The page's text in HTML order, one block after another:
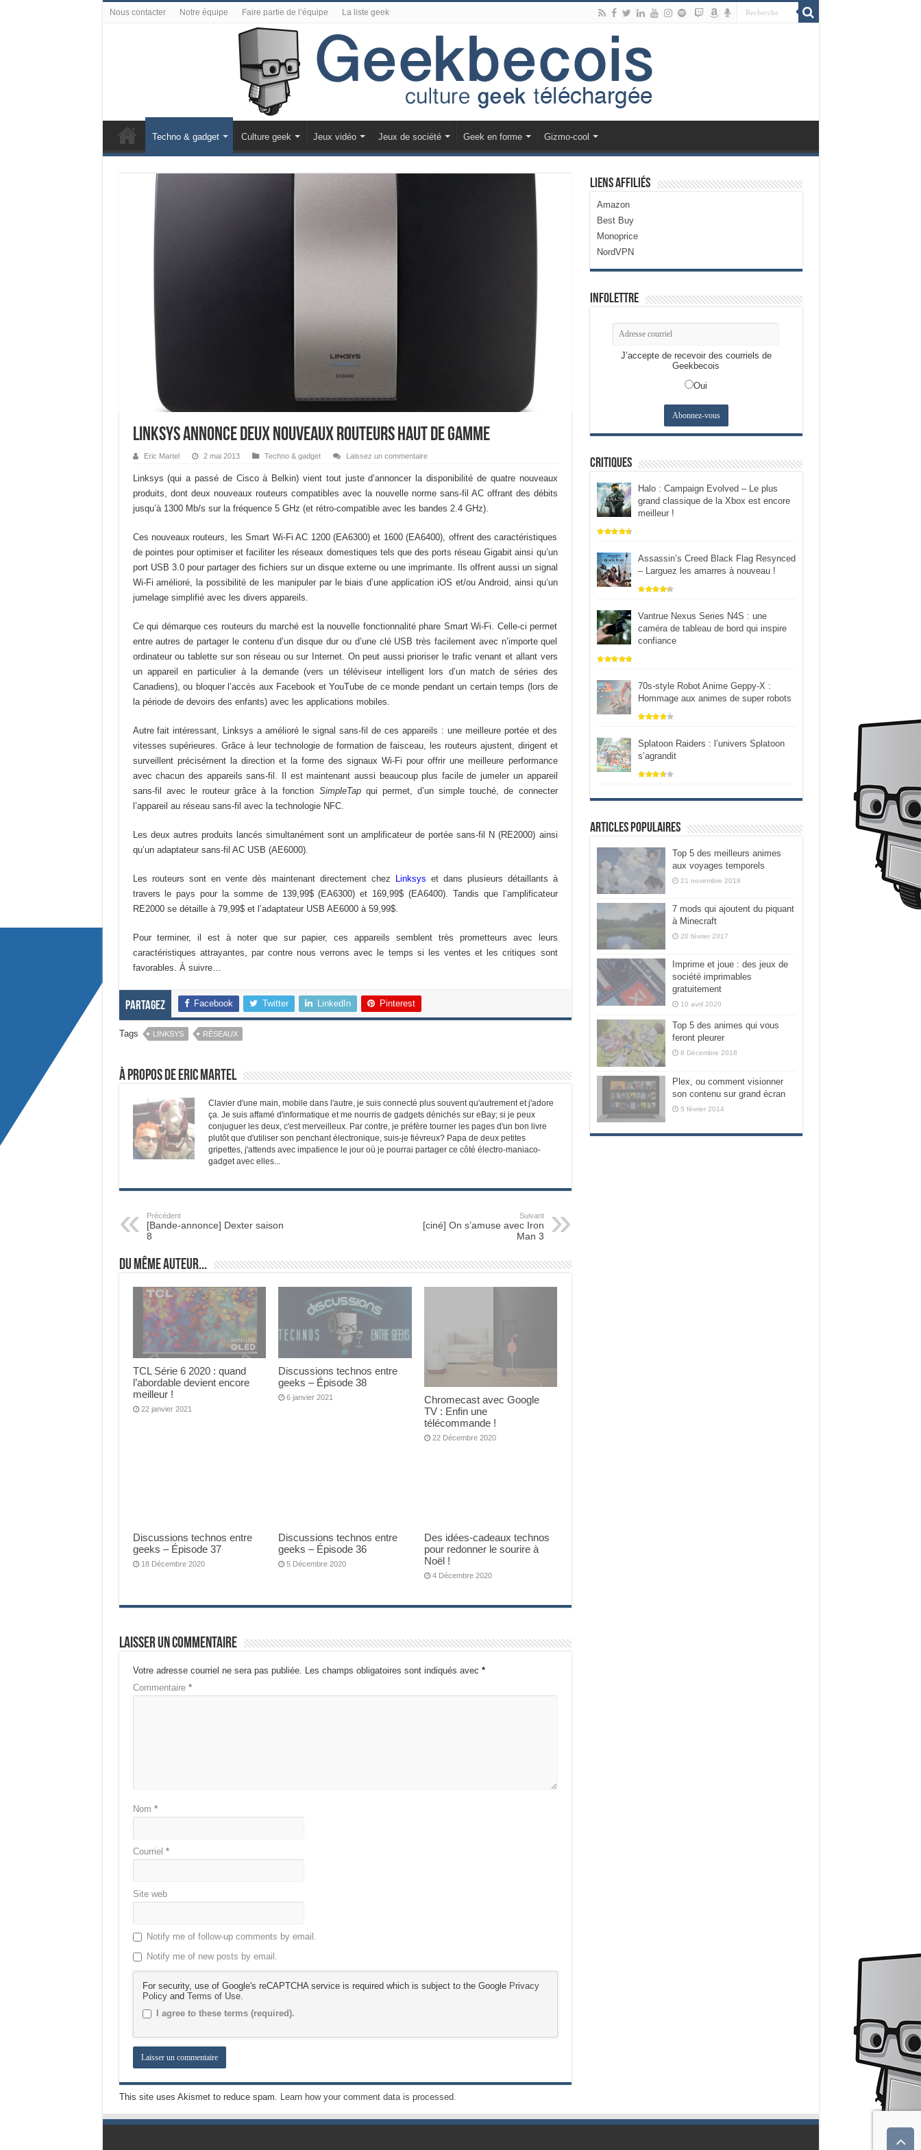
Nous contacter Notre équipe Faire partie de l’équipe La liste geek
Techno & gadget Culture geek Jeux vidéo Jeux de société Geek en forme Gizmo-cool
Linksys annonce deux nouveaux routeurs haut de gamme
Eric Martel 2 mai 2013 Techno & gadget Laissez un commentaire
Linksys (qui a passé de Cisco à Belkin) vient tout juste d’annoncer la disponibilité de quatre nouveaux
produits, dont deux nouveaux routeurs compatibles avec la nouvelle norme sans-fil AC offrant des débits
jusqu’à 1300 Mb/s sur la fréquence 5 GHz (et rétro-compatible avec les bandes 2.4 GHz).
Ces nouveaux routeurs, les Smart Wi-Fi AC 1200 (EA6300) et 1600 (EA6400), offrent des caractéristiques
de pointes pour optimiser et faciliter les réseaux domestiques tels que des ports réseau Gigabit ainsi qu’un
port USB 3.0 pour partager des fichiers sur un disque externe ou une imprimante. Ils offrent aussi un signal
Wi-Fi amélioré, la possibilité de les manipuler par le biais d’une application iOS et/ou Android, ainsi qu’un
jumelage simplifié avec les divers appareils.
Ce qui démarque ces routeurs du marché est la nouvelle fonctionnalité phare Smart Wi-Fi. Celle-ci permet
entre autres de partager le contenu d’un disque dur ou d’une clé USB très facilement avec n’importe quel
ordinateur ou tablette sur son réseau ou sur Internet. On peut aussi prioriser le trafic venant et allant vers
un appareil en particulier à la demande (vers un téléviseur intelligent lors d’un match de séries des
Canadiens), ou bloquer l’accès aux Facebook et YouTube de ce monde pendant un certain temps (lors de
la période de devoirs des enfants) avec les applications mobiles.
Autre fait intéressant, Linksys a amélioré le signal sans-fil de ces appareils : une meilleure portée et des
vitesses supérieures. Grâce à leur technologie de formation de faisceau, les routeurs ajustent, dirigent et
surveillent précisément la direction et la forme des signaux Wi-Fi pour offrir une meilleure performance
avec chacun des appareils sans-fil. Il est maintenant aussi beaucoup plus facile de jumeler un appareil
sans-fil avec le routeur grâce à la fonction SimpleTapqui permet, d’un simple touché, de connecter
l’appareil au réseau sans-fil avec la technologie NFC.
Les deux autres produits lancés simultanément sont un amplificateur de portée sans-fil N (RE2000) ainsi
qu’un adaptateur sans-fil AC USB (AE6000).
Les routeurs sont en vente dès maintenant directement chez Linksys et dans plusieurs détaillants à
travers le pays pour la somme de 139,99$ (EA6300) et 169,99$ (EA6400). Tandis que l’amplificateur
RE2000 se détaille à 79,99$ et l’adaptateur USB AE6000 à 59,99$.
Pour terminer, il est à noter que sur papier, ces appareils semblent très prometteurs avec leurs
caractéristiques attrayantes, par contre nous verrons avec le temps si les ventes et les critiques sont
favorables. À suivre…
Partagez Facebook Twitter LinkedIn Pinterest
Tags LINKSYS RÉSEAUX
À propos de Eric Martel
Clavier d'une main, mobile dans l'autre, je suis connecté plus souvent qu'autrement et j'adore
ça. Je suis affamé d'informatique et me nourris de gadgets dénichés sur eBay; si je peux
conjuguer les deux, c'est merveilleux. Par contre, je préfère tourner les pages d'un bon livre
plutôt que d'utiliser son penchant électronique, suis-je fiévreux? Papa de deux petites
gripettes, j'attends avec impatience le jour où je pourrai partager ce côté électro-maniaco-
gadget avec elles...
Précédent
[Bande-annonce] Dexter saison
8
Suivant
[ciné] On s’amuse avec Iron
Man 3
Du même auteur...
TCL Série 6 2020 : quand
l’abordable devient encore
meilleur !
22 janvier 2021
Discussions technos entre
geeks – Épisode 38
6 janvier 2021
Chromecast avec Google
TV : Enfin une
télécommande !
22 Décembre 2020
Discussions technos entre
geeks – Épisode 37
18 Décembre 2020
Discussions technos entre
geeks – Épisode 36
5 Décembre 2020
Des idées-cadeaux technos
pour redonner le sourire à
Noël !
4 Décembre 2020
Laisser un commentaire
Votre adresse courriel ne sera pas publiée. Les champs obligatoires sont indiqués avec *
Commentaire *
Nom *
Courriel *
Site web
Notify me of follow-up comments by email.
Notify me of new posts by email.
For security, use of Google's reCAPTCHA service is required which is subject to the Google Privacy
Policyand Terms of Use.
I agree to these terms (required).
This site uses Akismet to reduce spam. Learn how your comment data is processed.
Liens Affiliés
Amazon
Best Buy
Monoprice
NordVPN
Infolettre
J’accepte de recevoir des courriels de
Geekbecois
Oui
Critiques
Halo : Campaign Evolved – Le plus
grand classique de la Xbox est encore
meilleur !
Assassin’s Creed Black Flag Resynced
– Larguez les amarres à nouveau !
Vantrue Nexus Series N4S : une
caméra de tableau de bord qui inspire
confiance
70s-style Robot Anime Geppy-X :
Hommage aux animes de super robots
Splatoon Raiders : l’univers Splatoon
s’agrandit
Articles populaires
Top 5 des meilleurs animes
aux voyages temporels
21 novembre 2018
7 mods qui ajoutent du piquant
à Minecraft
20 février 2017
Imprime et joue : des jeux de
société imprimables
gratuitement
10 avril 2020
Top 5 des animes qui vous
feront pleurer
8 Décembre 2018
Plex, ou comment visionner
son contenu sur grand écran
5 février 2014